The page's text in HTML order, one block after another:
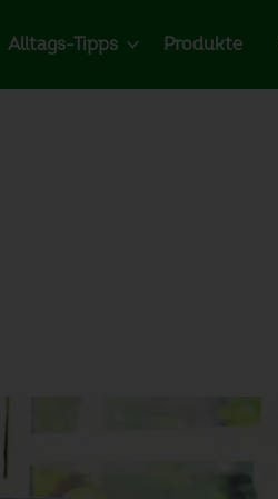
Alltags-Tipps Produkte